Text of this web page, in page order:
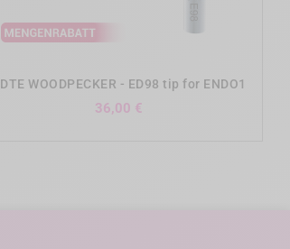
DTE WOODPECKER - ED98 tip for ENDO1
36,00 €